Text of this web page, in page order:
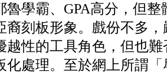
學霸、GPA高分，但
裔刻板形象。戲份不多
越性的工具角色，但也
化處理。至於網上所謂